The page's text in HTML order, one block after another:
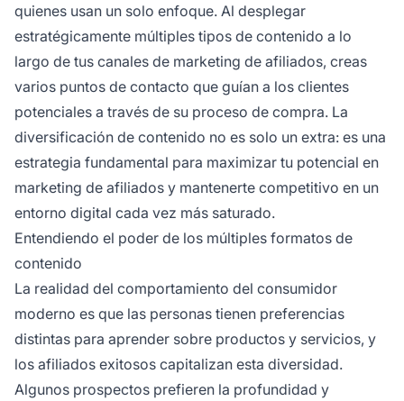
quienes usan un solo enfoque. Al desplegar
estratégicamente múltiples tipos de contenido a lo
largo de tus canales de marketing de afiliados, creas
varios puntos de contacto que guían a los clientes
potenciales a través de su proceso de compra. La
diversificación de contenido no es solo un extra: es una
estrategia fundamental para maximizar tu potencial en
marketing de afiliados y mantenerte competitivo en un
entorno digital cada vez más saturado.
Entendiendo el poder de los múltiples formatos de
contenido
La realidad del comportamiento del consumidor
moderno es que las personas tienen preferencias
distintas para aprender sobre productos y servicios, y
los afiliados exitosos capitalizan esta diversidad.
Algunos prospectos prefieren la profundidad y